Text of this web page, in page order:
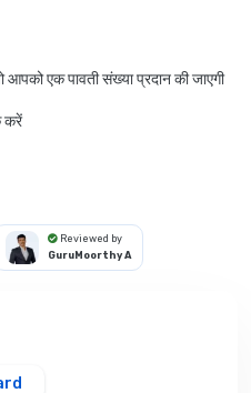
एक पावती संख्या प्रदान की जाएगी
करें
Reviewed by
GuruMoorthy A